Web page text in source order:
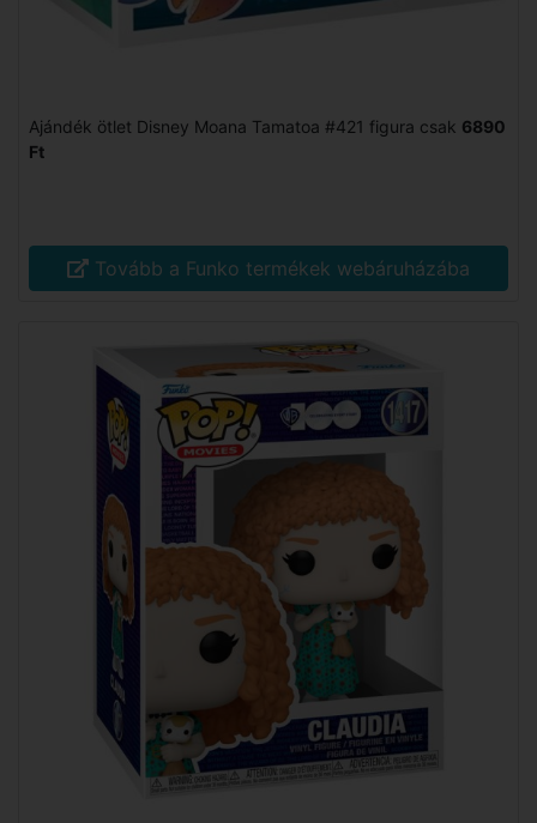
Ajándék ötlet Disney Moana Tamatoa #421 figura csak 6890
Ft
Tovább a Funko termékek webáruházába